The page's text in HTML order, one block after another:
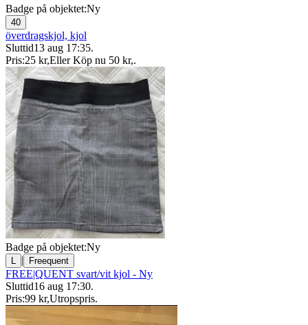
Badge på objektet:Ny
40
överdragskjol, kjol
Sluttid13 aug 17:35.
Pris:25 kr,Eller Köp nu 50 kr,.
Badge på objektet:Ny
L | Freequent
FREE|QUENT svart/vit kjol - Ny
Sluttid16 aug 17:30.
Pris:99 kr,Utropspris.